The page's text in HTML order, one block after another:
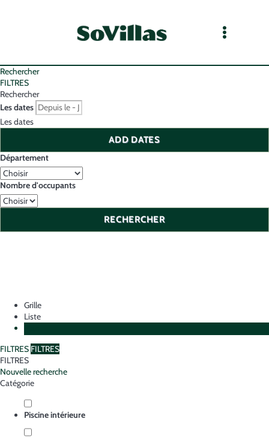
Rechercher
FILTRES
Rechercher
Les dates
Les dates
ADD DATES
Département
Nombre d'occupants
RECHERCHER
Grille
Liste
FILTRES FILTRES
FILTRES
Nouvelle recherche
Catégorie
Piscine intérieure